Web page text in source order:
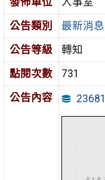
公告類別
最新消息
公告等級
轉知
點閱次數
731
公告內容